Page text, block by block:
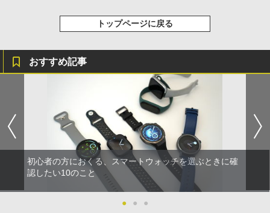
トップページに戻る
おすすめ記事
初心者の方におくる、スマートウォッチを選ぶときに確
認したい10のこと
● ● ●